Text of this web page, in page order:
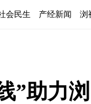
会民生 产经新闻 浏
”助力